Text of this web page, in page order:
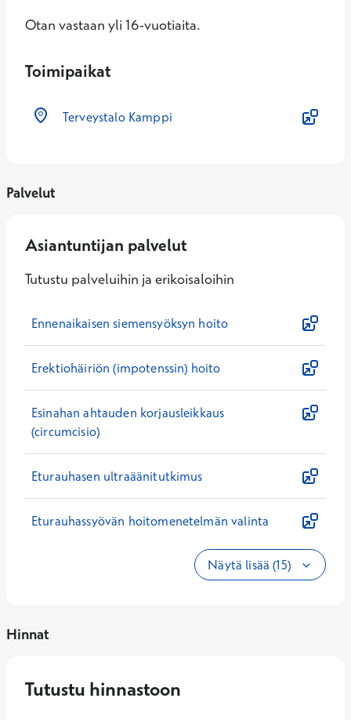
Otan vastaan yli 16-vuotiaita.
Toimipaikat
Terveystalo Kamppi
Palvelut
Asiantuntijan palvelut
Tutustu palveluihin ja erikoisaloihin
Ennenaikaisen siemensyöksyn hoito
Erektiohäiriön (impotenssin) hoito
Esinahan ahtauden korjausleikkaus
(circumcisio)
Eturauhasen ultraäänitutkimus
Eturauhassyövän hoitomenetelmän valinta
Näytä lisää (15)
Hinnat
Tutustu hinnastoon